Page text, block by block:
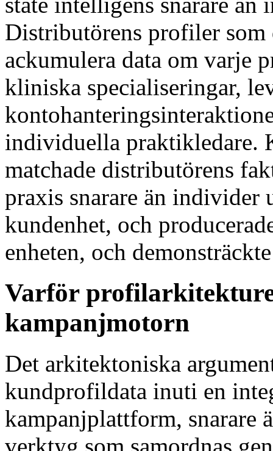
Distributörens profiler
ackumulera data om varje
kliniska specialiseringar,
individuella praktikledare.
matchade distributörens
praxis snarare än individer
kundenhet, och
enheten, och
Varför
kampanjmotorn
Det arkitektoniska
kundprofildata inuti en
kampanjplattform, snarare
verktyg som samordnas